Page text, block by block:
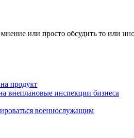
или просто обсудить то или
продукт
внеплановые инспекции бизнеса
военнослужащим